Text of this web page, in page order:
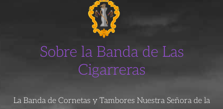
Sobre la Banda de Las
Cigarreras
La Banda de Cornetas y Tambores Nuestra Señora de la